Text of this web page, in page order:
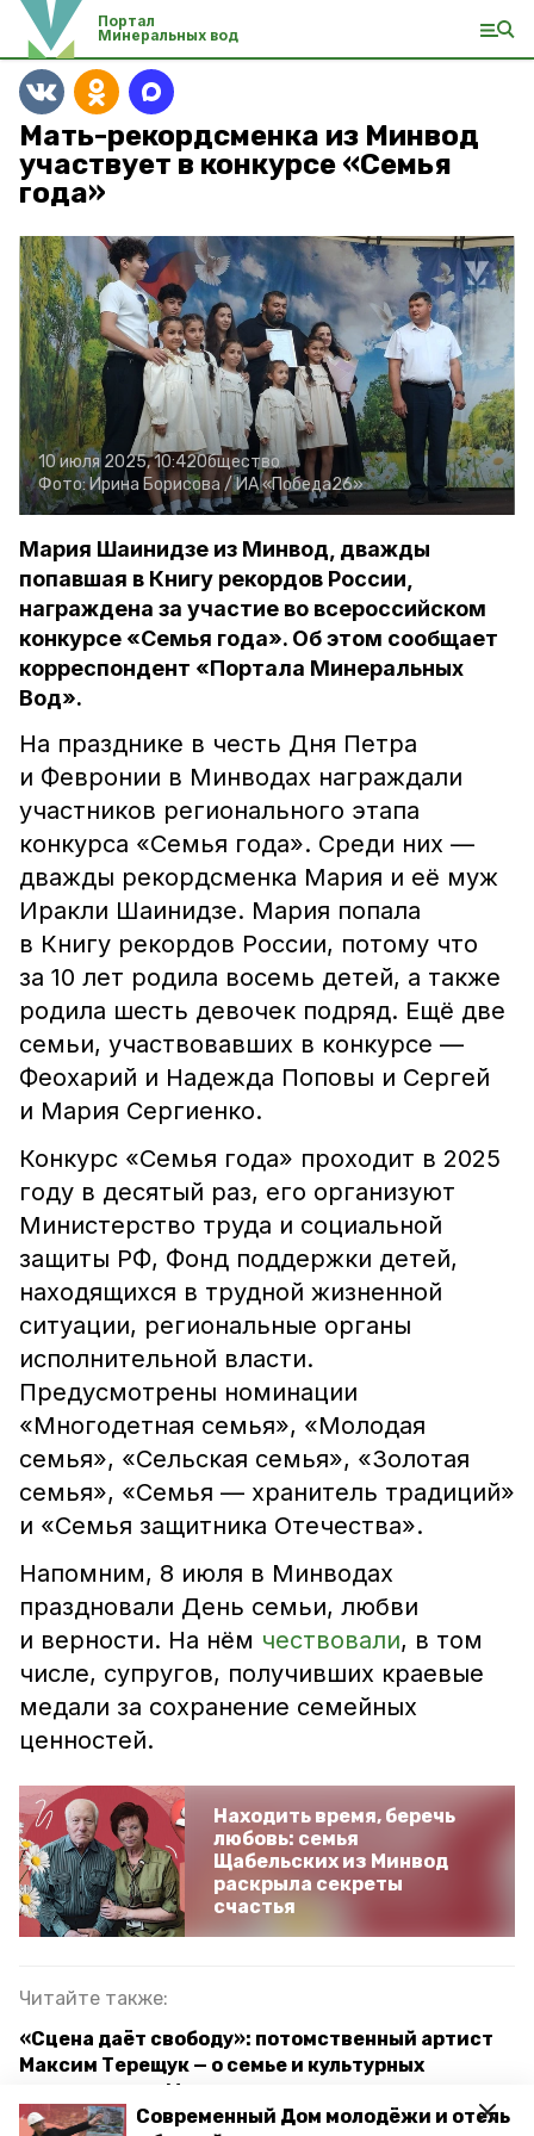
Современный Дом молодёжи и отель
Портал
Минеральных вод
Мать-рекордсменка из Минвод
участвует в конкурсе «Семья
года»
10 июля 2025, 10:42Общество
Фото:Ирина Борисова / ИА «Победа26»
Мария Шаинидзе из Минвод, дважды
попавшая в Книгу рекордов России,
награждена за участие во всероссийском
конкурсе «Семья года». Об этом сообщает
корреспондент «Портала Минеральных
Вод».
На празднике в честь Дня Петра
и Февронии в Минводах награждали
участников регионального этапа
конкурса «Семья года». Среди них —
дважды рекордсменка Мария и её муж
Иракли Шаинидзе. Мария попала
в Книгу рекордов России, потому что
за 10 лет родила восемь детей, а также
родила шесть девочек подряд. Ещё две
семьи, участвовавших в конкурсе —
Феохарий и Надежда Поповы и Сергей
и Мария Сергиенко.
Конкурс «Семья года» проходит в 2025
году в десятый раз, его организуют
Министерство труда и социальной
защиты РФ, Фонд поддержки детей,
находящихся в трудной жизненной
ситуации, региональные органы
исполнительной власти.
Предусмотрены номинации
«Многодетная семья», «Молодая
семья», «Сельская семья», «Золотая
семья», «Семья — хранитель традиций»
и «Семья защитника Отечества».
Напомним, 8 июля в Минводах
праздновали День семьи, любви
и верности. На нём чествовали, в том
числе, супругов, получивших краевые
медали за сохранение семейных
ценностей.
Находить время, беречь
любовь: семья
Щабельских из Минвод
раскрыла секреты
счастья
Читайте также:
«Сцена даёт свободу»: потомственный артист
Максим Терещук — о семье и культурных
перспективах Минвод